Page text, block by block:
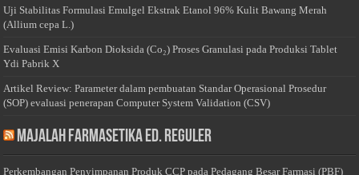
Uji Stabilitas Formulasi Emulgel Ekstrak Etanol 96% Kulit Bawang Merah
(Allium cepa L.)
Evaluasi Emisi Karbon Dioksida (Co₂) Proses Granulasi pada Produksi Tablet
Ydi Pabrik X
Artikel Review: Parameter dalam pembuatan Standar Operasional Prosedur
(SOP) evaluasi penerapan Computer System Validation (CSV)
Majalah Farmasetika Ed. Reguler
Perkembangan Penyimpanan Produk CCP pada Pedagang Besar Farmasi (PBF)